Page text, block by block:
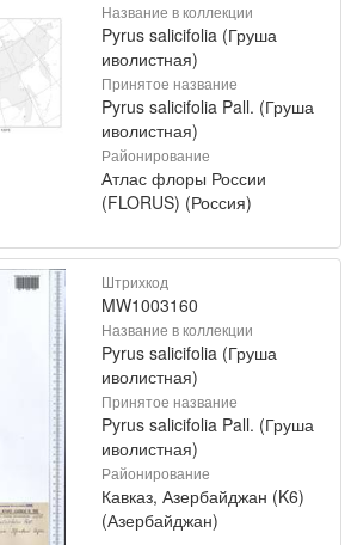
Название в коллекции
Pyrus salicifolia (Груша
иволистная)
Принятое название
Pyrus salicifolia Pall. (Груша
иволистная)
Районирование
Атлас флоры России
(FLORUS) (Россия)
Штрихкод
MW1003160
Название в коллекции
Pyrus salicifolia (Груша
иволистная)
Принятое название
Pyrus salicifolia Pall. (Груша
иволистная)
Районирование
Кавказ, Азербайджан (K6)
(Азербайджан)